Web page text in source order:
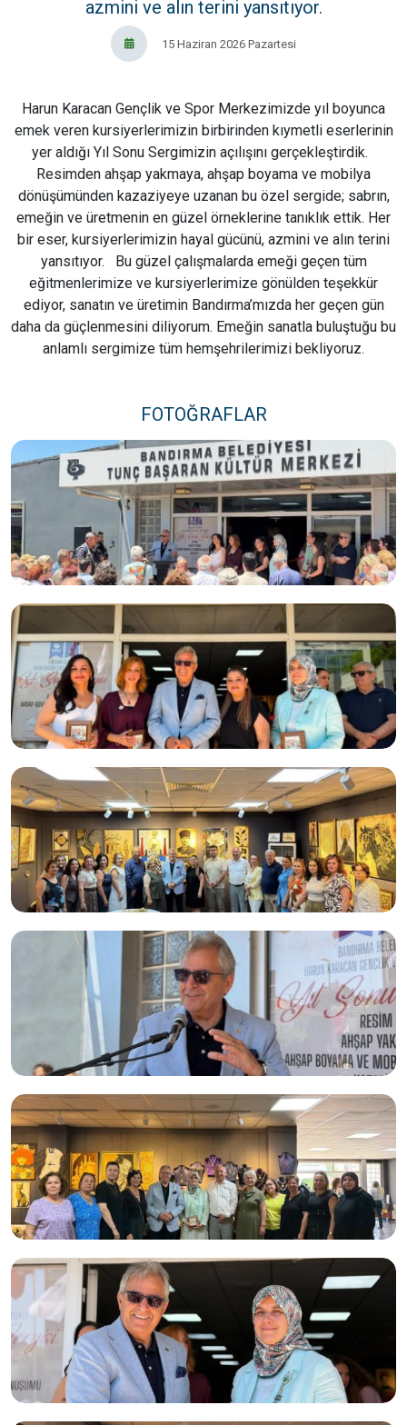
azmini ve alın terini yansıtıyor.
15 Haziran 2026 Pazartesi
Harun Karacan Gençlik ve Spor Merkezimizde yıl boyunca
emek veren kursiyerlerimizin birbirinden kıymetli eserlerinin
yer aldığı Yıl Sonu Sergimizin açılışını gerçekleştirdik.
Resimden ahşap yakmaya, ahşap boyama ve mobilya
dönüşümünden kazaziyeye uzanan bu özel sergide; sabrın,
emeğin ve üretmenin en güzel örneklerine tanıklık ettik. Her
bir eser, kursiyerlerimizin hayal gücünü, azmini ve alın terini
yansıtıyor. Bu güzel çalışmalarda emeği geçen tüm
eğitmenlerimize ve kursiyerlerimize gönülden teşekkür
ediyor, sanatın ve üretimin Bandırma’mızda her geçen gün
daha da güçlenmesini diliyorum. Emeğin sanatla buluştuğu bu
anlamlı sergimize tüm hemşehrilerimizi bekliyoruz.
FOTOĞRAFLAR